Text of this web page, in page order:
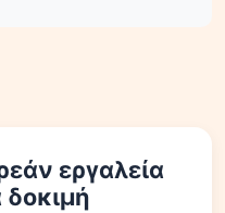
εργαλεία
δοκιμή